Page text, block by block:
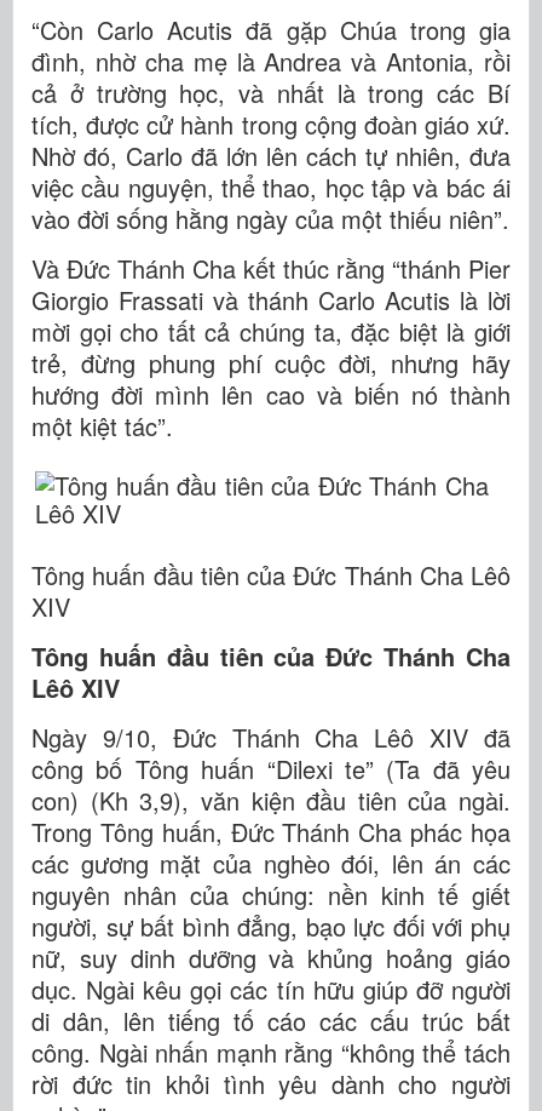
“Còn Carlo Acutis đã gặp Chúa trong gia
đình, nhờ cha mẹ là Andrea và Antonia, rồi
cả ở trường học, và nhất là trong các Bí
tích, được cử hành trong cộng đoàn giáo xứ.
Nhờ đó, Carlo đã lớn lên cách tự nhiên, đưa
việc cầu nguyện, thể thao, học tập và bác ái
vào đời sống hằng ngày của một thiếu niên”.
Và Đức Thánh Cha kết thúc rằng “thánh Pier
Giorgio Frassati và thánh Carlo Acutis là lời
mời gọi cho tất cả chúng ta, đặc biệt là giới
trẻ, đừng phung phí cuộc đời, nhưng hãy
hướng đời mình lên cao và biến nó thành
một kiệt tác”.
Tông huấn đầu tiên của Đức Thánh Cha Lêô
XIV
Tông huấn đầu tiên của Đức Thánh Cha
Lêô XIV
Ngày 9/10, Đức Thánh Cha Lêô XIV đã
công bố Tông huấn “Dilexi te” (Ta đã yêu
con) (Kh 3,9), văn kiện đầu tiên của ngài.
Trong Tông huấn, Đức Thánh Cha phác họa
các gương mặt của nghèo đói, lên án các
nguyên nhân của chúng: nền kinh tế giết
người, sự bất bình đẳng, bạo lực đối với phụ
nữ, suy dinh dưỡng và khủng hoảng giáo
dục. Ngài kêu gọi các tín hữu giúp đỡ người
di dân, lên tiếng tố cáo các cấu trúc bất
công. Ngài nhấn mạnh rằng “không thể tách
rời đức tin khỏi tình yêu dành cho người